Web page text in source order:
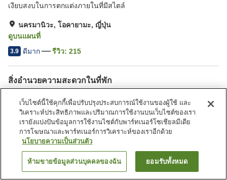
เงียบสงบในการตกแต่งภายในที่มีสไตล์
นครมานิวะ, โอคายามะ, ญี่ปุ่น
ดูบนแผนที่
3.9 ดีมาก รีวิว: 215
สิ่งอำนวยความสะดวกในที่พัก
ตู้จำหน่ายอัตโนมัติ
บริการซักผ้า (มีค่าบริการ)
หน้าแรก ญี่ปุ่น โอคายามะ
นครมานิวะ
Maniwa City Hotel Sunrise
ค้นหาห้องพัก
เว็บไซต์นี้ใช้คุกกี้เพื่อปรับปรุงประสบการณ์ใช้งานของผู้ใช้ และ
วิเคราะห์ประสิทธิภาพและปริมาณการใช้งานบนเว็บไซต์ของเรา
เรายังแบ่งปันข้อมูลการใช้งานไซต์กับพาร์ทเนอร์โซเชียลมีเดีย
การโฆษณาและพาร์ทเนอร์การวิเคราะห์ของเราอีกด้วย
นโยบายความเป็นส่วนตัว
ห้ามขายข้อมูลส่วนบุคคลของฉัน ยอมรับทั้งหมด